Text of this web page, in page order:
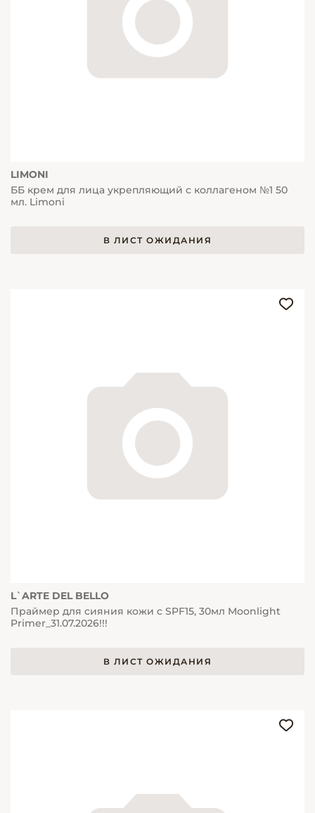
LIMONI
ББ крем для лица укрепляющий с коллагеном №1 50
мл. Limoni
В ЛИСТ ОЖИДАНИЯ
L`ARTE DEL BELLO
Праймер для сияния кожи c SPF15, 30мл Moonlight
Primer_31.07.2026!!!
В ЛИСТ ОЖИДАНИЯ